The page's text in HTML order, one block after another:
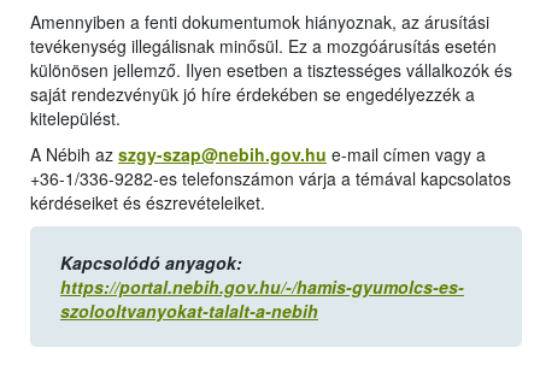
Amennyiben a fenti dokumentumok hiányoznak, az árusítási
tevékenység illegálisnak minősül. Ez a mozgóárusítás esetén
különösen jellemző. Ilyen esetben a tisztességes vállalkozók és
saját rendezvényük jó híre érdekében se engedélyezzék a
kitelepülést.
A Nébih az szgy-szap@nebih.gov.hu e-mail címen vagy a
+36-1/336-9282-es telefonszámon várja a témával kapcsolatos
kérdéseiket és észrevételeiket.
Kapcsolódó anyagok:
https://portal.nebih.gov.hu/-/hamis-gyumolcs-es-
szolooltvanyokat-talalt-a-nebih